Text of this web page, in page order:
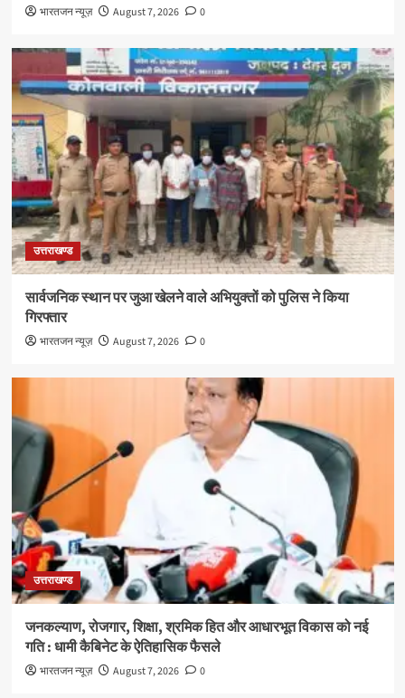
भारतजन न्यूज़ August 7, 2026 0
उत्तराखण्ड
सार्वजनिक स्थान पर जुआ खेलने वाले अभियुक्तों को पुलिस ने किया
गिरफ्तार
भारतजन न्यूज़ August 7, 2026 0
उत्तराखण्ड
जनकल्याण, रोजगार, शिक्षा, श्रमिक हित और आधारभूत विकास को नई
गति : धामी कैबिनेट के ऐतिहासिक फैसले
भारतजन न्यूज़ August 7, 2026 0